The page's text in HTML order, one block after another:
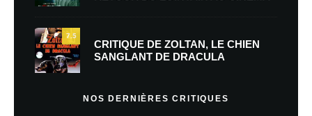
7.5
CRITIQUE DE ZOLTAN, LE CHIEN
SANGLANT DE DRACULA
NOS DERNIÈRES CRITIQUES